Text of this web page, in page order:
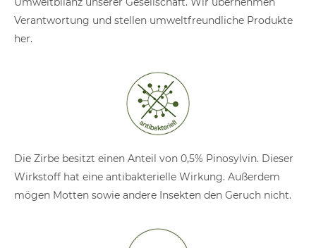
Verantwortung und stellen umweltfreundliche Produkte
her.
Die Zirbe besitzt einen Anteil von 0,5% Pinosylvin. Dieser
Wirkstoff hat eine antibakterielle Wirkung. Außerdem
mögen Motten sowie andere Insekten den Geruch nicht.